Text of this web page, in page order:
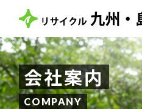
会社案内
COMPANY